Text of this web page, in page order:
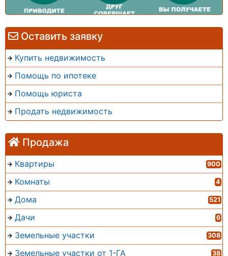
Оставить заявку
Купить недвижимость
Помощь по ипотеке
Помощь юриста
Продать недвижимость
Продажа
Квартиры 900
Комнаты 4
Дома 521
Дачи 6
Земельные участки 308
Земельные участки от 1-ГА 38